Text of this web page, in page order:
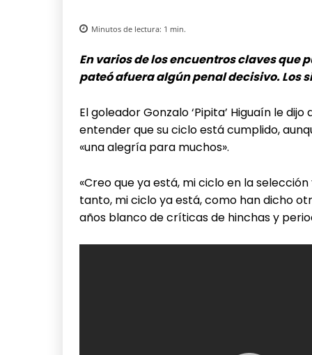
Minutos de lectura: 1 min.
En varios de los encuentros claves que
pateó afuera algún penal decisivo. Los
El goleador Gonzalo ‘Pipita’ Higuaín le
entender que su ciclo está cumplido,
«una alegría para muchos».
«Creo que ya está, mi ciclo en la
tanto, mi ciclo ya está, como han dicho
años blanco de críticas de hinchas y